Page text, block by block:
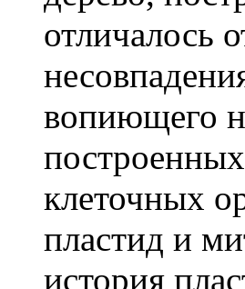
отличалось
вопиющего
клеточных
пластид и
история